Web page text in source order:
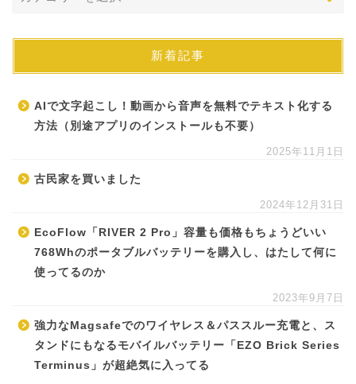
新着記事
AIで文字起こし！動画から音声を無料でテキスト化する
方法（別途アプリのインストールも不要）
2025年11月1日
古民家を買いました
2024年12月31日
EcoFlow「RIVER 2 Pro」容量も価格もちょうどいい
768Whのポータブルバッテリーを購入し、はたして何に
使ってるのか
2023年9月7日
強力なMagsafeでのワイヤレス＆パススルー充電と、ス
タンドにもなるモバイルバッテリー「EZO Brick Series
Terminus」が超絶気に入ってる